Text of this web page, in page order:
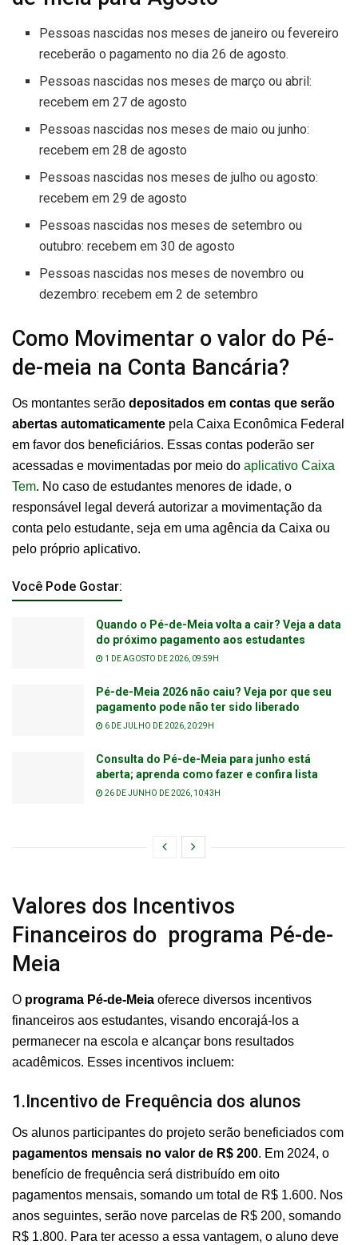
Pessoas nascidas nos meses de janeiro ou fevereiro
receberão o pagamento no dia 26 de agosto.
Pessoas nascidas nos meses de março ou abril:
recebem em 27 de agosto
Pessoas nascidas nos meses de maio ou junho:
recebem em 28 de agosto
Pessoas nascidas nos meses de julho ou agosto:
recebem em 29 de agosto
Pessoas nascidas nos meses de setembro ou
outubro: recebem em 30 de agosto
Pessoas nascidas nos meses de novembro ou
dezembro: recebem em 2 de setembro
Como Movimentar o valor do Pé-
de-meia na Conta Bancária?
Os montantes serão depositados em contas que serão
abertas automaticamente pela Caixa Econômica Federal
em favor dos beneficiários. Essas contas poderão ser
acessadas e movimentadas por meio do aplicativo Caixa
Tem. No caso de estudantes menores de idade, o
responsável legal deverá autorizar a movimentação da
conta pelo estudante, seja em uma agência da Caixa ou
pelo próprio aplicativo.
Você Pode Gostar:
Quando o Pé-de-Meia volta a cair? Veja a data
do próximo pagamento aos estudantes
1 DE AGOSTO DE 2026, 09:59H
Pé-de-Meia 2026 não caiu? Veja por que seu
pagamento pode não ter sido liberado
6 DE JULHO DE 2026, 20:29H
Consulta do Pé-de-Meia para junho está
aberta; aprenda como fazer e confira lista
26 DE JUNHO DE 2026, 10:43H
Valores dos Incentivos
Financeiros do programa Pé-de-
Meia
O programa Pé-de-Meia oferece diversos incentivos
financeiros aos estudantes, visando encorajá-los a
permanecer na escola e alcançar bons resultados
acadêmicos. Esses incentivos incluem:
1.Incentivo de Frequência dos alunos
Os alunos participantes do projeto serão beneficiados com
pagamentos mensais no valor de R$ 200. Em 2024, o
benefício de frequência será distribuído em oito
pagamentos mensais, somando um total de R$ 1.600. Nos
anos seguintes, serão nove parcelas de R$ 200, somando
R$ 1.800. Para ter acesso a essa vantagem, o aluno deve